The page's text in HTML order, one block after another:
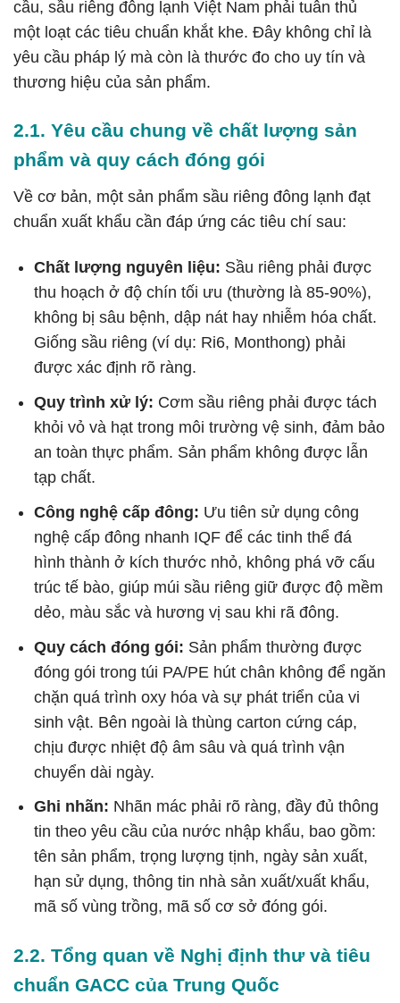
cầu, sầu riêng đông lạnh Việt Nam phải tuân thủ
một loạt các tiêu chuẩn khắt khe. Đây không chỉ là
yêu cầu pháp lý mà còn là thước đo cho uy tín và
thương hiệu của sản phẩm.
2.1. Yêu cầu chung về chất lượng sản
phẩm và quy cách đóng gói
Về cơ bản, một sản phẩm sầu riêng đông lạnh đạt
chuẩn xuất khẩu cần đáp ứng các tiêu chí sau:
Chất lượng nguyên liệu: Sầu riêng phải được
thu hoạch ở độ chín tối ưu (thường là 85-90%),
không bị sâu bệnh, dập nát hay nhiễm hóa chất.
Giống sầu riêng (ví dụ: Ri6, Monthong) phải
được xác định rõ ràng.
Quy trình xử lý: Cơm sầu riêng phải được tách
khỏi vỏ và hạt trong môi trường vệ sinh, đảm bảo
an toàn thực phẩm. Sản phẩm không được lẫn
tạp chất.
Công nghệ cấp đông: Ưu tiên sử dụng công
nghệ cấp đông nhanh IQF để các tinh thể đá
hình thành ở kích thước nhỏ, không phá vỡ cấu
trúc tế bào, giúp múi sầu riêng giữ được độ mềm
dẻo, màu sắc và hương vị sau khi rã đông.
Quy cách đóng gói: Sản phẩm thường được
đóng gói trong túi PA/PE hút chân không để ngăn
chặn quá trình oxy hóa và sự phát triển của vi
sinh vật. Bên ngoài là thùng carton cứng cáp,
chịu được nhiệt độ âm sâu và quá trình vận
chuyển dài ngày.
Ghi nhãn: Nhãn mác phải rõ ràng, đầy đủ thông
tin theo yêu cầu của nước nhập khẩu, bao gồm:
tên sản phẩm, trọng lượng tịnh, ngày sản xuất,
hạn sử dụng, thông tin nhà sản xuất/xuất khẩu,
mã số vùng trồng, mã số cơ sở đóng gói.
2.2. Tổng quan về Nghị định thư và tiêu
chuẩn GACC của Trung Quốc